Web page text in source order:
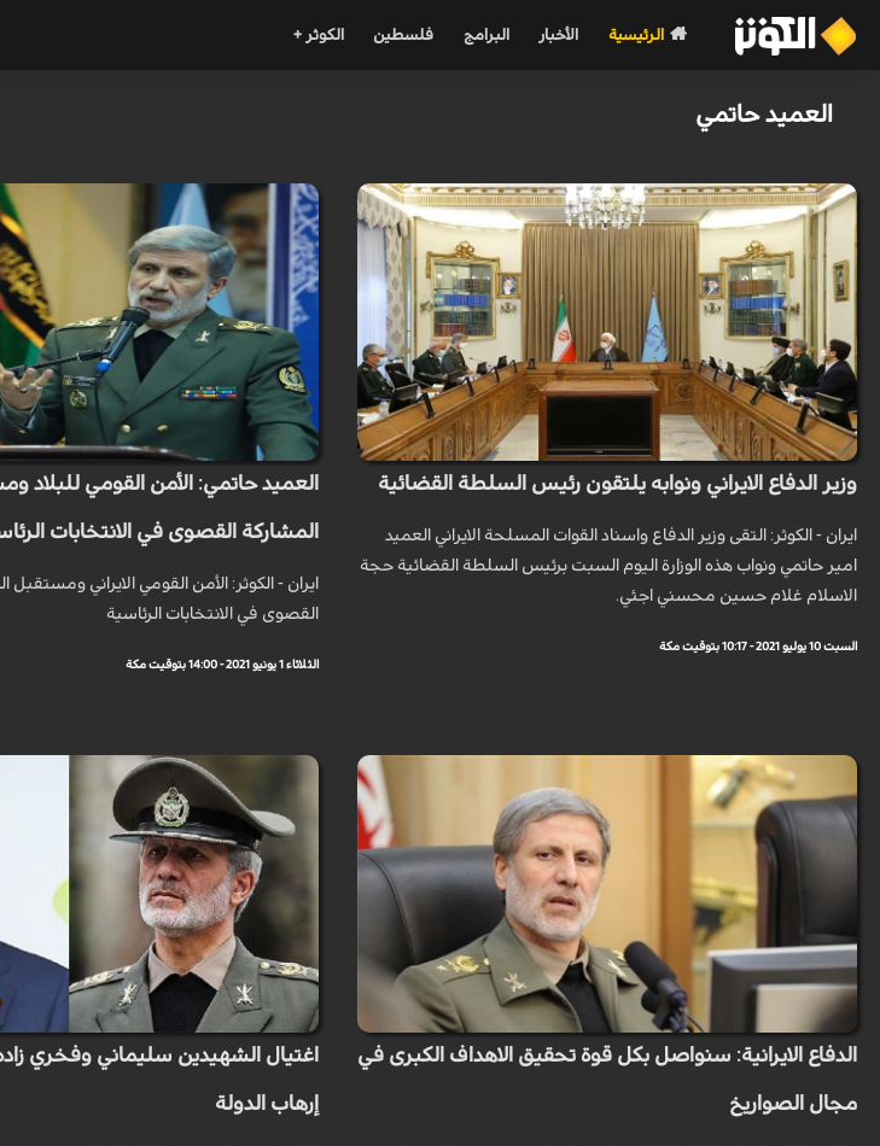
الرئيسية الأخبار البرامج فلسطين الكوثر +
العميد حاتمي
وزير الدفاع الايراني ونوابه يلتقون رئيس السلطة القضائية
ايران - الكوثر: التقى وزير الدفاع واسناد القوات المسلحة الايراني العميد
امير حاتمي ونواب هذه الوزارة اليوم السبت برئيس السلطة القضائية حجة
الاسلام غلام حسين محسني اجئي.
السبت 10 يوليو 2021 - 10:17 بتوقيت مكة
العميد حاتمي: الأمن القومي للبلاد
المشاركة القصوى في الانتخابات
ايران - الكوثر: الأمن القومي الايراني
القصوى في الانتخابات الرئاسية
الثلاثاء 1 يونيو 2021 - 14:00 بتوقيت مكة
الدفاع الايرانية: سنواصل بكل قوة تحقيق الاهداف الكبرى في
مجال الصواريخ
اغتيال الشهيدين سليماني وفخري
إرهاب الدولة